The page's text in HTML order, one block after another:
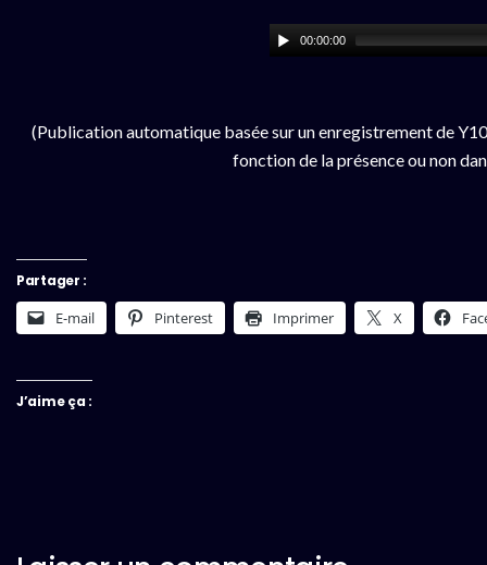
00:00:00
(Publication automatique basée sur un enregistrement de
fonction de la présence ou non
Partager :
E-mail Pinterest Imprimer X
J’aime ça :